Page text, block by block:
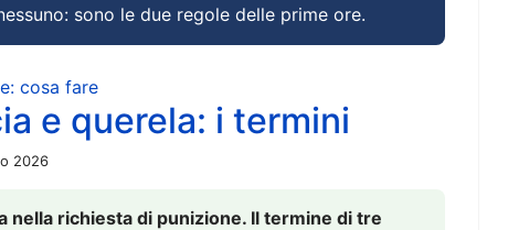
sono le due regole delle prime ore.
cosa fare
e querela: i termini
2026
nella richiesta di punizione. Il termine di tre